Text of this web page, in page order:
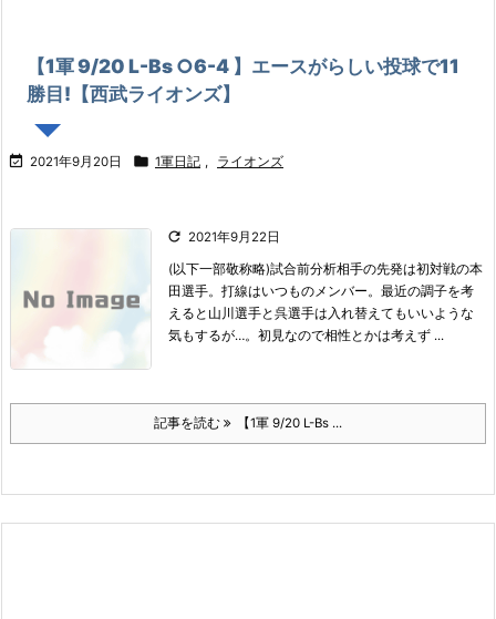
【1軍 9/20 L-Bs ○6-4 】エースがらしい投球で11
勝目!【西武ライオンズ】
 2021年9月20日  1軍日記 , ライオンズ
 2021年9月22日
(以下一部敬称略)試合前分析相手の先発は初対戦の本
田選手。 打線はいつものメンバー。 最近の調子を考
えると山川選手と呉選手は入れ替えてもいいような
気もするが…。 初見なので相性とかは考えず ...
記事を読む 【1軍 9/20 L-Bs ...